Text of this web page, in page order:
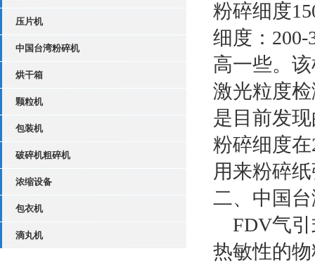
压片机
中国台湾粉碎机
烘干箱
颗粒机
包装机
破碎机粗碎机
浓缩设备
包衣机
滴丸机
粉碎细度
细度：
高一些。
激光粒度
是目前发
粉碎细度
用来粉碎
二、中国
FDV气引
热敏性的